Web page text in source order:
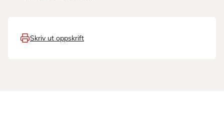
Skriv ut oppskrift